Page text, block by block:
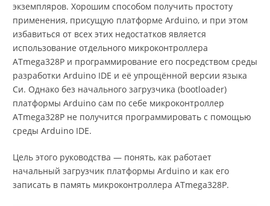
экземпляров. Хорошим способом получить простоту
применения, присущую платформе Arduino, и при этом
избавиться от всех этих недостатков является
использование отдельного микроконтроллера
ATmega328P и программирование его посредством среды
разработки Arduino IDE и её упрощённой версии языка
Си. Однако без начального загрузчика (bootloader)
платформы Arduino сам по себе микроконтроллер
ATmega328P не получится программировать с помощью
среды Arduino IDE.
Цель этого руководства — понять, как работает
начальный загрузчик платформы Arduino и как его
записать в память микроконтроллера ATmega328P.